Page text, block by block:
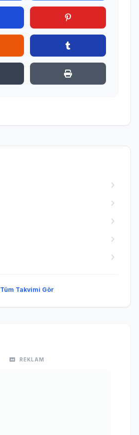
Tüm Takvimi Gör
REKLAM